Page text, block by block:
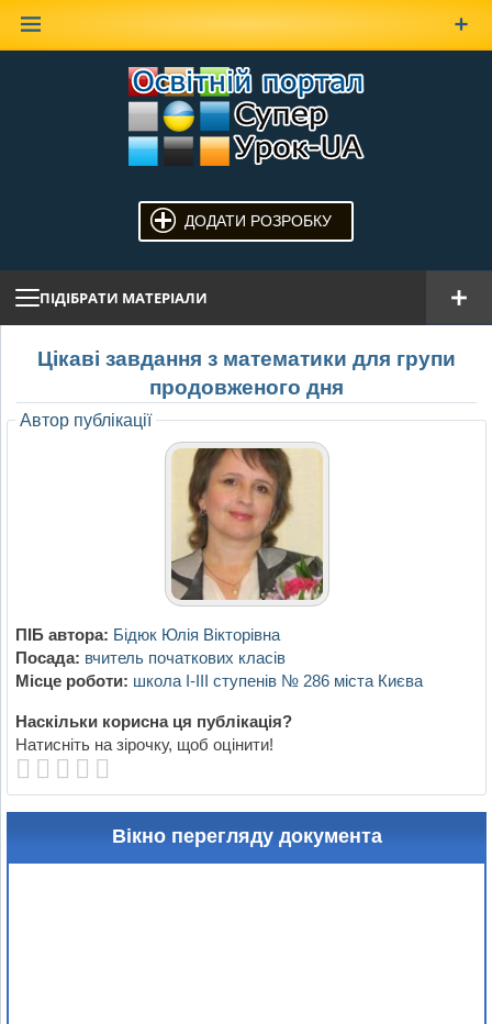
ДОДАТИ РОЗРОБКУ
ПІДІБРАТИ МАТЕРІАЛИ
Цікаві завдання з математики для групи
продовженого дня
Автор публікації
ПІБ автора: Бідюк Юлія Вікторівна
Посада: вчитель початкових класів
Місце роботи: школа І-ІІІ ступенів № 286 міста Києва
Наскільки корисна ця публікація?
Натисніть на зірочку, щоб оцінити!
Вікно перегляду документа